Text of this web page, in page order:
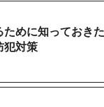
めに知っておき
犯対策